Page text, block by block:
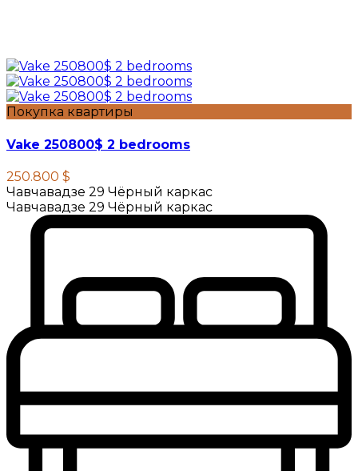
Покупка квартиры
Vake 250800$ 2 bedrooms
250.800 $
Чавчавадзе 29 Чёрный каркас
Чавчавадзе 29 Чёрный каркас